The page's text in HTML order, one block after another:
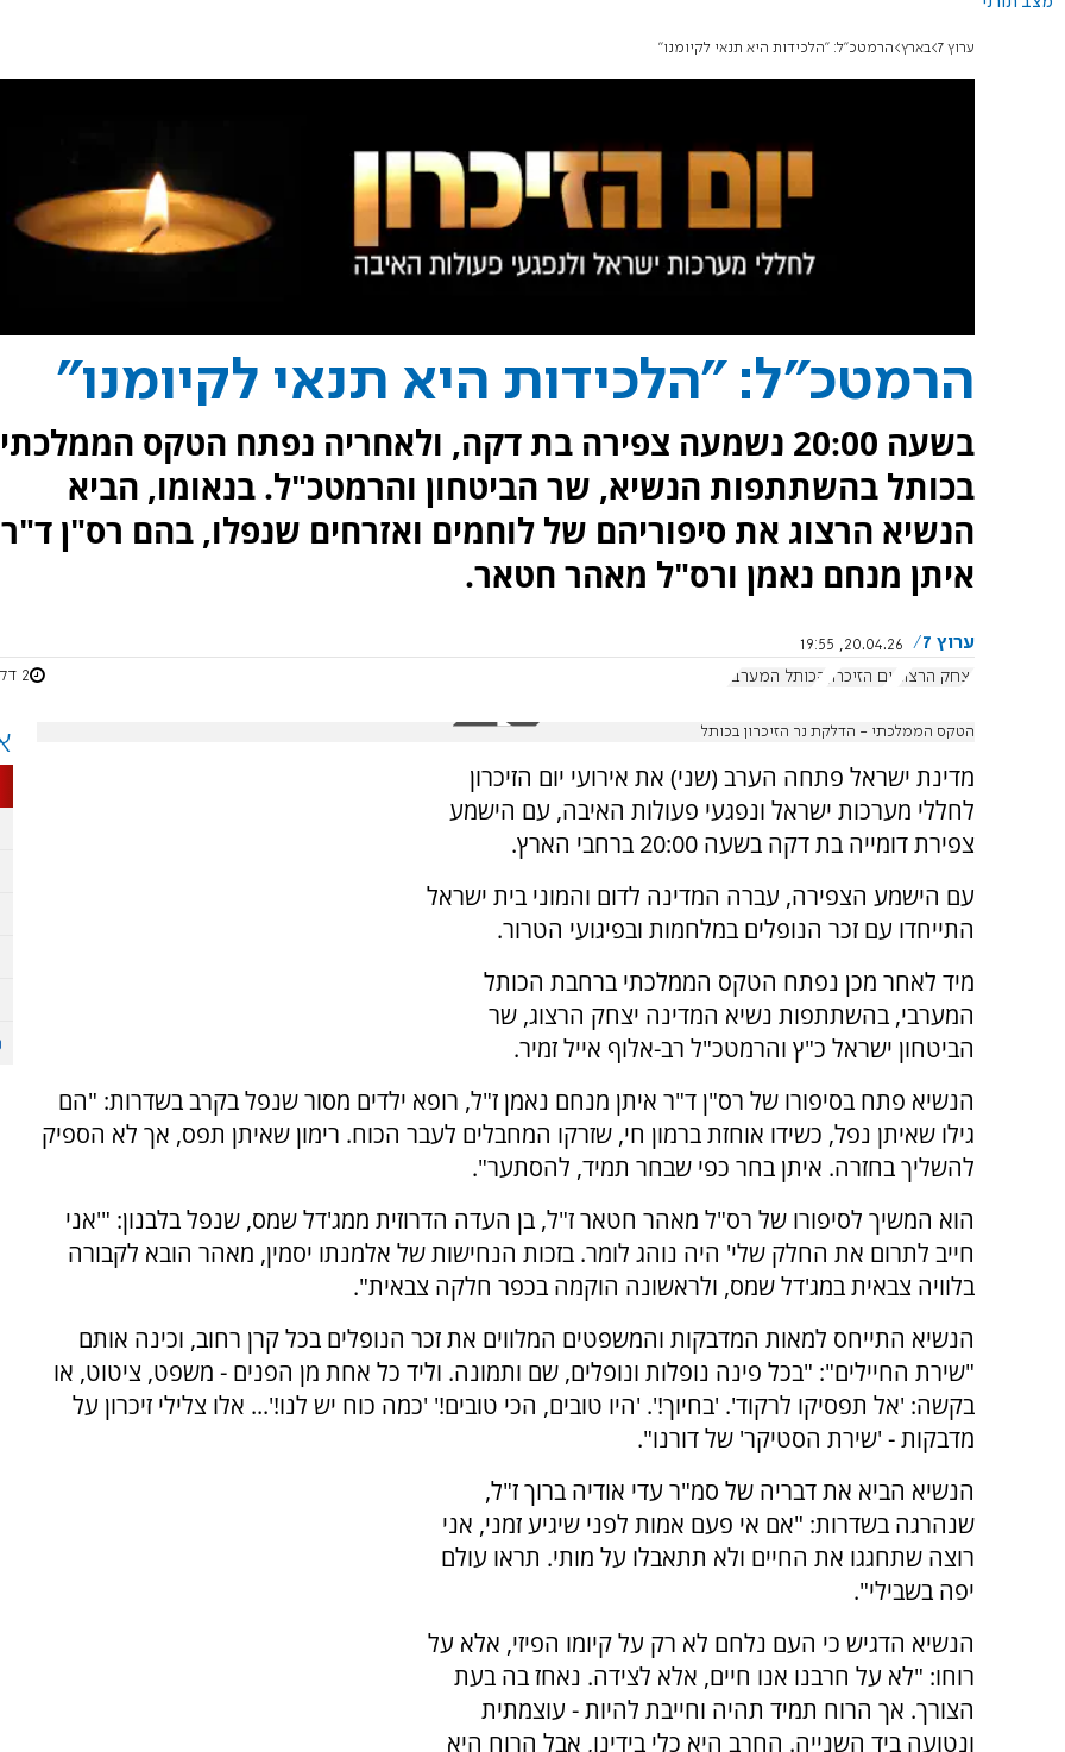
ערוץ 7 בארץ הרמטכ"ל: "הלכידות היא תנאי לקיומנו"
הרמטכ"ל: "הלכידות היא תנאי לקיומנו"
בשעה 20:00 נשמעה צפירה בת דקה, ולאחריה נפתח הטקס הממלכתי
בכותל בהשתתפות הנשיא, שר הביטחון והרמטכ"ל. בנאומו, הביא
הנשיא הרצוג את סיפוריהם של לוחמים ואזרחים שנפלו, בהם רס"ן ד"ר
איתן מנחם נאמן ורס"ל מאהר חטאר.
ערוץ 7
20.04.26, 19:55
יצחק הרצוג
יום הזיכרון הכותל המערבי 2 דקות
הטקס הממלכתי - הדלקת נר הזיכרון בכותל
מדינת ישראל פתחה הערב (שני) את אירועי יום הזיכרון
לחללי מערכות ישראל ונפגעי פעולות האיבה, עם הישמע
צפירת דומייה בת דקה בשעה 20:00 ברחבי הארץ.
עם הישמע הצפירה, עברה המדינה לדום והמוני בית ישראל
התייחדו עם זכר הנופלים במלחמות ובפיגועי הטרור.
מיד לאחר מכן נפתח הטקס הממלכתי ברחבת הכותל
המערבי, בהשתתפות נשיא המדינה יצחק הרצוג, שר
הביטחון ישראל כ"ץ והרמטכ"ל רב-אלוף אייל זמיר.
הנשיא פתח בסיפורו של רס"ן ד"ר איתן מנחם נאמן ז"ל, רופא ילדים מסור שנפל בקרב בשדרות: "הם
גילו שאיתן נפל, כשידו אוחזת ברמון חי, שזרקו המחבלים לעבר הכוח. רימון שאיתן תפס, אך לא הספיק
להשליך בחזרה. איתן בחר כפי שבחר תמיד, להסתער".
הוא המשיך לסיפורו של רס"ל מאהר חטאר ז"ל, בן העדה הדרוזית ממג'דל שמס, שנפל בלבנון: "'אני
חייב לתרום את החלק שלי' היה נוהג לומר. בזכות הנחישות של אלמנתו יסמין, מאהר הובא לקבורה
בלוויה צבאית במג'דל שמס, ולראשונה הוקמה בכפר חלקה צבאית".
הנשיא התייחס למאות המדבקות והמשפטים המלווים את זכר הנופלים בכל קרן רחוב, וכינה אותם
"שירת החיילים": "בכל פינה נופלות ונופלים, שם ותמונה. וליד כל אחת מן הפנים - משפט, ציטוט, או
בקשה: 'אל תפסיקו לרקוד'. 'בחיוך!'. 'היו טובים, הכי טובים!' 'כמה כוח יש לנו!'... אלו צלילי זיכרון על
מדבקות - 'שירת הסטיקר' של דורנו".
הנשיא הביא את דבריה של סמ"ר עדי אודיה ברוך ז"ל,
שנהרגה בשדרות: "אם אי פעם אמות לפני שיגיע זמני, אני
רוצה שתחגגו את החיים ולא תתאבלו על מותי. תראו עולם
יפה בשבילי".
הנשיא הדגיש כי העם נלחם לא רק על קיומו הפיזי, אלא על
רוחו: "לא על חרבנו אנו חיים, אלא לצידה. נאחז בה בעת
הצורך. אך הרוח תמיד תהיה וחייבת להיות - עוצמתית
ונטועה ביד השנייה. החרב היא כלי בידינו, אבל הרוח היא